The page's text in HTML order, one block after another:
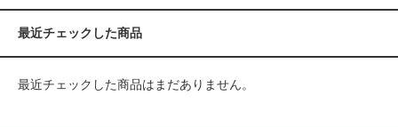
最近チェックした商品
最近チェックした商品はまだありません。